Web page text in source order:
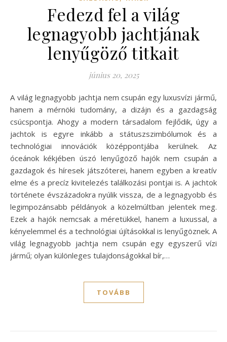
Fedezd fel a világ
legnagyobb jachtjának
lenyűgöző titkait
június 20, 2025
A világ legnagyobb jachtja nem csupán egy luxusvízi jármű,
hanem a mérnöki tudomány, a dizájn és a gazdagság
csúcspontja. Ahogy a modern társadalom fejlődik, úgy a
jachtok is egyre inkább a státuszszimbólumok és a
technológiai innovációk középpontjába kerülnek. Az
óceánok kékjében úszó lenyűgöző hajók nem csupán a
gazdagok és híresek játszóterei, hanem egyben a kreatív
elme és a precíz kivitelezés találkozási pontjai is. A jachtok
története évszázadokra nyúlik vissza, de a legnagyobb és
legimpozánsabb példányok a közelmúltban jelentek meg.
Ezek a hajók nemcsak a méretükkel, hanem a luxussal, a
kényelemmel és a technológiai újításokkal is lenyűgöznek. A
világ legnagyobb jachtja nem csupán egy egyszerű vízi
jármű; olyan különleges tulajdonságokkal bír,…
TOVÁBB